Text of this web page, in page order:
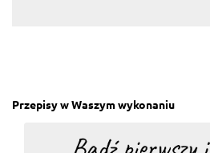
Przepisy w Waszym wykonaniu